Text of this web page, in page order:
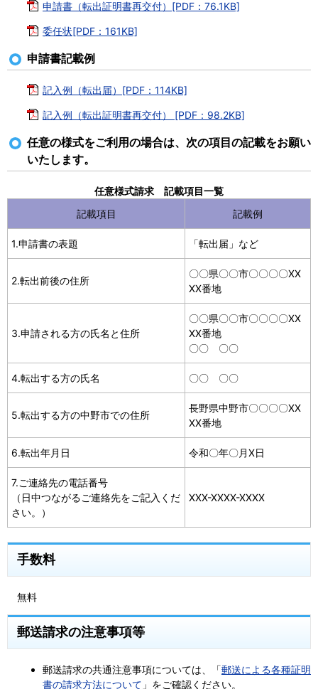
申請書（転出証明書再交付）[PDF：76.1KB]
委任状[PDF：161KB]
申請書記載例
記入例（転出届）[PDF：114KB]
記入例（転出証明書再交付） [PDF：98.2KB]
任意の様式をご利用の場合は、次の項目の記載をお願い
いたします。
任意様式請求 記載項目一覧
記載項目
記載例
1.申請書の表題 「転出届」など
2.転出前後の住所
〇〇県〇〇市〇〇〇〇XX
XX番地
3.申請される方の氏名と住所
〇〇県〇〇市〇〇〇〇XX
XX番地
〇〇 〇〇
4.転出する方の氏名 〇〇 〇〇
5.転出する方の中野市での住所
長野県中野市〇〇〇〇XX
XX番地
6.転出年月日 令和〇年〇月X日
7.ご連絡先の電話番号
（日中つながるご連絡先をご記入くだ
さい。）
XXX-XXXX-XXXX
手数料
無料
郵送請求の注意事項等
郵送請求の共通注意事項については、「郵送による各種証明
書の請求方法について 」をご確認ください。